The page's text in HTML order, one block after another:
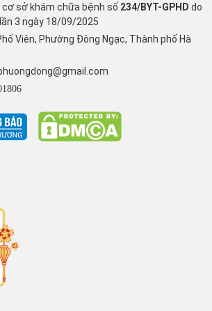
cơ sở khám chữa bệnh số 234/BYT-GPHD do
3 ngày 18/09/2025
Viên, Phường Đông Ngạc, Thành phố Hà